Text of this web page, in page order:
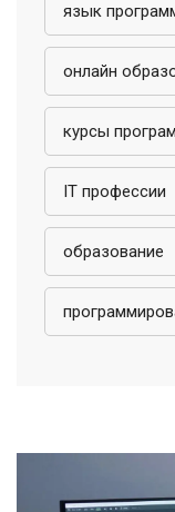
язык
онлайн
курсы
IT профессии
образование